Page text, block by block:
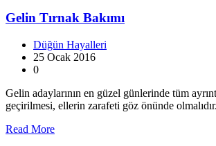
Gelin Tırnak Bakımı
Düğün Hayalleri
25 Ocak 2016
0
Gelin adaylarının en güzel günlerinde tüm
geçirilmesi, ellerin zarafeti göz önünde
Read More